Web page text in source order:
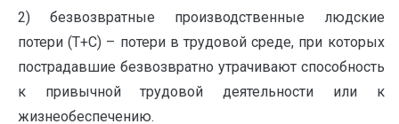
2) безвозвратные производственные людские
потери (Т+С) – потери в трудовой среде, при которых
пострадавшие безвозвратно утрачивают способность
к привычной трудовой деятельности или к
жизнеобеспечению.